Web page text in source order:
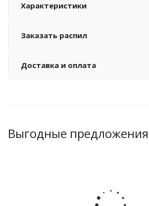
Характеристики
Заказать распил
Доставка и оплата
Выгодные предложения